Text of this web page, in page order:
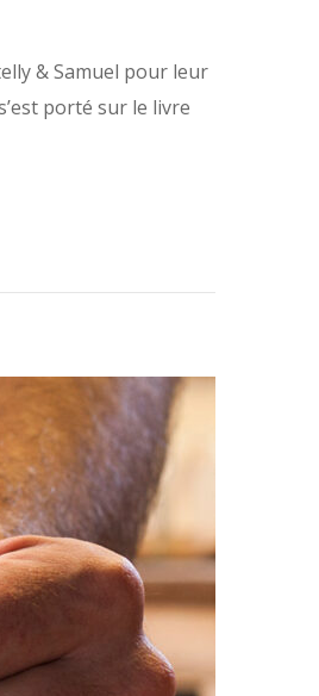
& Samuel pour leur
porté sur le livre